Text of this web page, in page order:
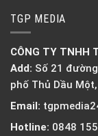
TGP MEDIA
CÔNG TY TNHH
Add: Số 21
phố Thủ Dầu
Email:
Hotline: 0848